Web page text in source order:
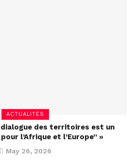
ACTUALITÉS
dialogue des territoires est un
l’Afrique et l’Europe” »
May 26, 2026